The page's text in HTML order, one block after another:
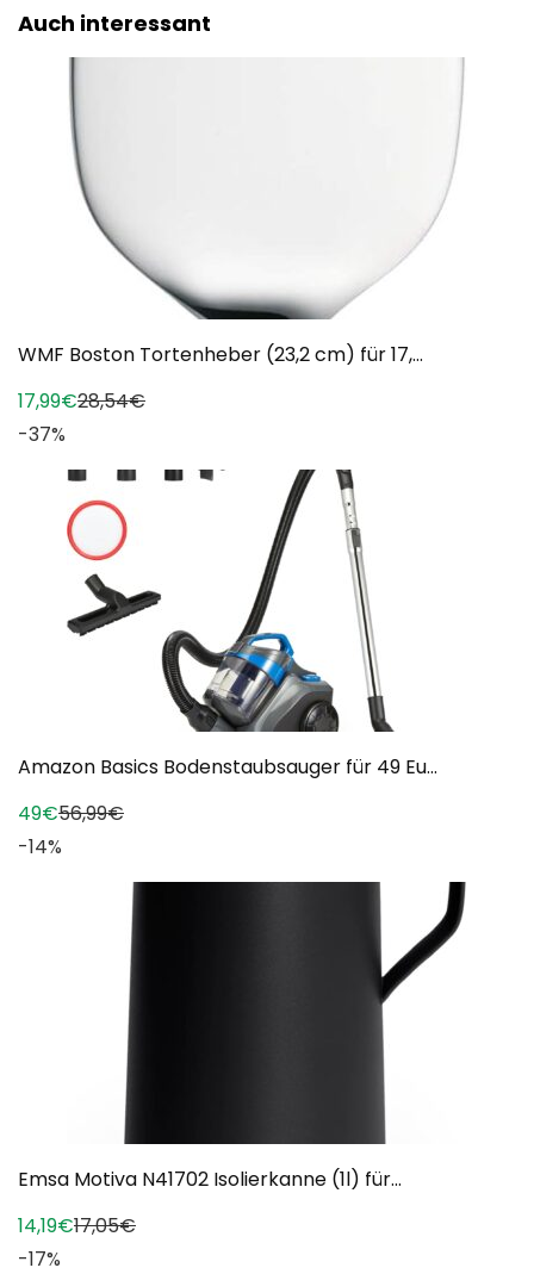
Auch interessant
WMF Boston Tortenheber (23,2 cm) für 17,...
17,99€28,54€
-37%
Amazon Basics Bodenstaubsauger für 49 Eu...
49€56,99€
-14%
Emsa Motiva N41702 Isolierkanne (1l) für...
14,19€17,05€
-17%